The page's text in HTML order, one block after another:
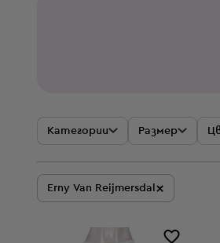
Категории Размер
Erny Van Reijmersdal ×